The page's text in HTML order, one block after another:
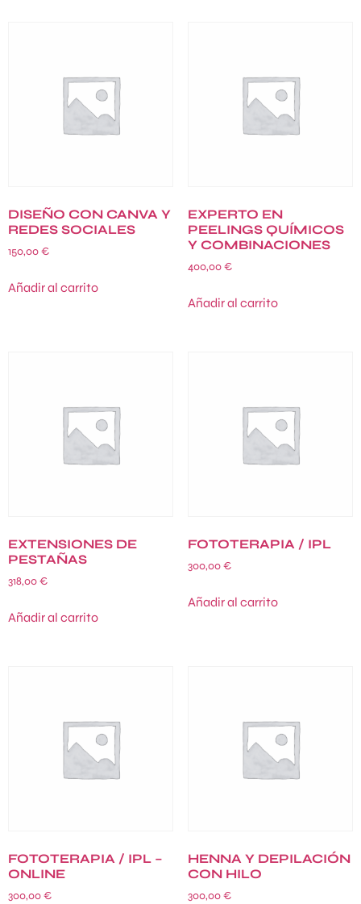
DISEÑO CON CANVA Y
REDES SOCIALES
150,00€
Añadir al carrito
EXPERTO EN
PEELINGS QUÍMICOS
Y COMBINACIONES
400,00€
Añadir al carrito
EXTENSIONES DE
PESTAÑAS
318,00€
Añadir al carrito
FOTOTERAPIA / IPL
300,00€
Añadir al carrito
FOTOTERAPIA / IPL –
ONLINE
300,00€
HENNA Y DEPILACIÓN
CON HILO
300,00€